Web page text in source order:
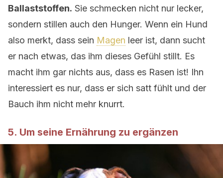
Ballaststoffen. Sie schmecken nicht nur lecker,
sondern stillen auch den Hunger. Wenn ein Hund
also merkt, dass sein Magen leer ist, dann sucht
er nach etwas, das ihm dieses Gefühl stillt. Es
macht ihm gar nichts aus, dass es Rasen ist! Ihn
interessiert es nur, dass er sich satt fühlt und der
Bauch ihm nicht mehr knurrt.
5. Um seine Ernährung zu ergänzen